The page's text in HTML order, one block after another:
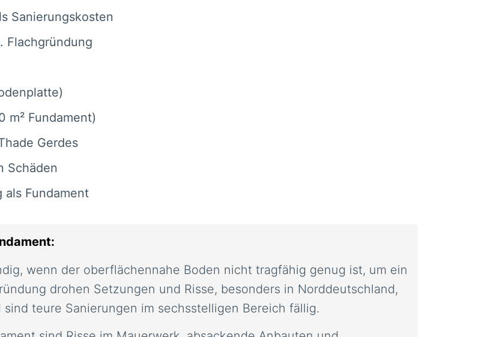
Sanierungskosten
Flachgründung
m² Fundament)
Gerdes
Schäden
als Fundament
wenn der oberflächennahe Boden nicht tragfähig genug ist, um ein
drohen Setzungen und Risse, besonders in Norddeutschland,
teure Sanierungen im sechsstelligen Bereich fällig.